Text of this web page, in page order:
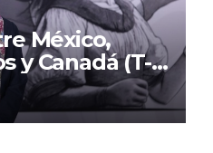
México,
y Canadá (T-
hasta el
Claudia